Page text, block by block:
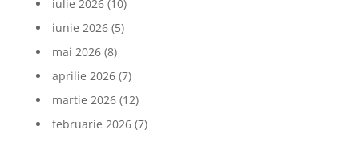
iulie 2026(10)
iunie 2026(5)
mai 2026(8)
aprilie 2026(7)
martie 2026(12)
februarie 2026(7)